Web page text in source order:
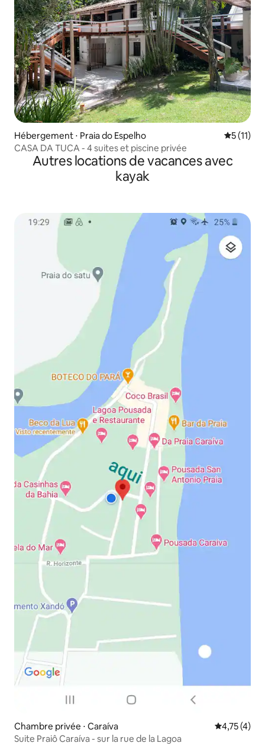
Hébergement ⋅ Praia do Espelho
5 (11)
CASA DA TUCA - 4 suites et piscine privée
Autres locations de vacances avec
kayak
Chambre privée ⋅ Caraíva Évaluation
4,75 (4)
Suite Praiô Caraíva - sur la rue de la Lagoa